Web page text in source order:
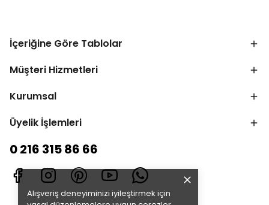
Alışveriş deneyiminizi iyileştirmek için
İçeriğine Göre Tablolar
Müşteri Hizmetleri
Kurumsal
Üyelik İşlemleri
0 216 315 86 66